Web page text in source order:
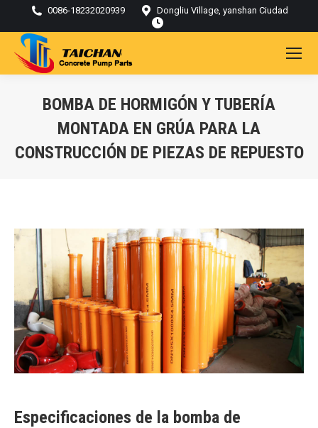
0086-18232020939 Dongliu Village, yanshan Ciudad
BOMBA DE HORMIGÓN Y TUBERÍA
MONTADA EN GRÚA PARA LA
CONSTRUCCIÓN DE PIEZAS DE REPUESTO
Especificaciones de la bomba de